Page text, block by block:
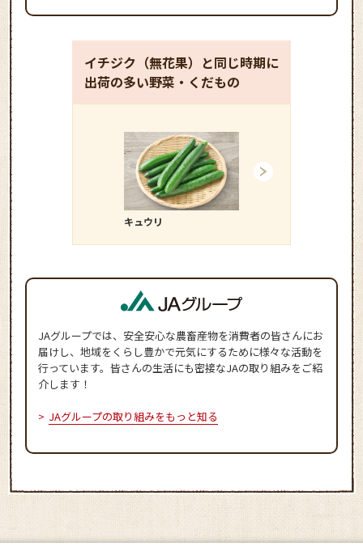
イチジク（無花果）と同じ時期に
出荷の多い野菜・くだもの
キュウリ
JAグループでは、安全安心な農畜産物を消費者の皆さんにお
届けし、地域をくらし豊かで元気にするために様々な活動を
行っています。皆さんの生活にも密接なJAの取り組みをご紹
介します！
JAグループの取り組みをもっと知る